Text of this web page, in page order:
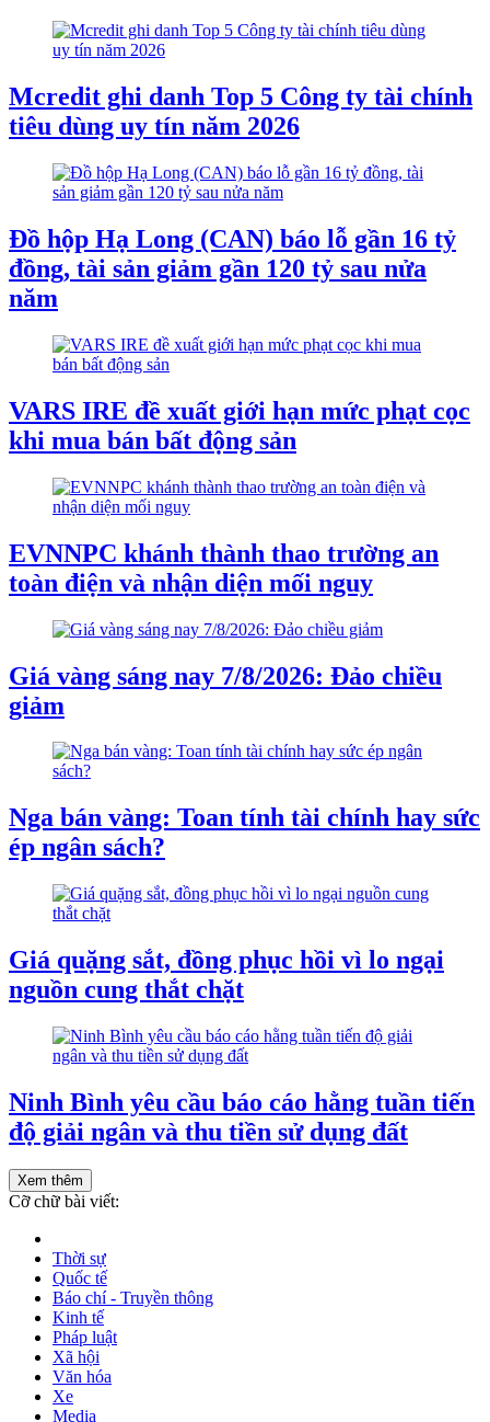
Mcredit ghi danh Top 5 Công ty tài chính
tiêu dùng uy tín năm 2026
Đồ hộp Hạ Long (CAN) báo lỗ gần 16 tỷ
đồng, tài sản giảm gần 120 tỷ sau nửa
năm
VARS IRE đề xuất giới hạn mức phạt cọc
khi mua bán bất động sản
EVNNPC khánh thành thao trường an
toàn điện và nhận diện mối nguy
Giá vàng sáng nay 7/8/2026: Đảo chiều
giảm
Nga bán vàng: Toan tính tài chính hay sức
ép ngân sách?
Giá quặng sắt, đồng phục hồi vì lo ngại
nguồn cung thắt chặt
Ninh Bình yêu cầu báo cáo hằng tuần tiến
độ giải ngân và thu tiền sử dụng đất
Xem thêm
Cỡ chữ bài viết:
Thời sự
Quốc tế
Báo chí - Truyền thông
Kinh tế
Pháp luật
Xã hội
Văn hóa
Xe
Media